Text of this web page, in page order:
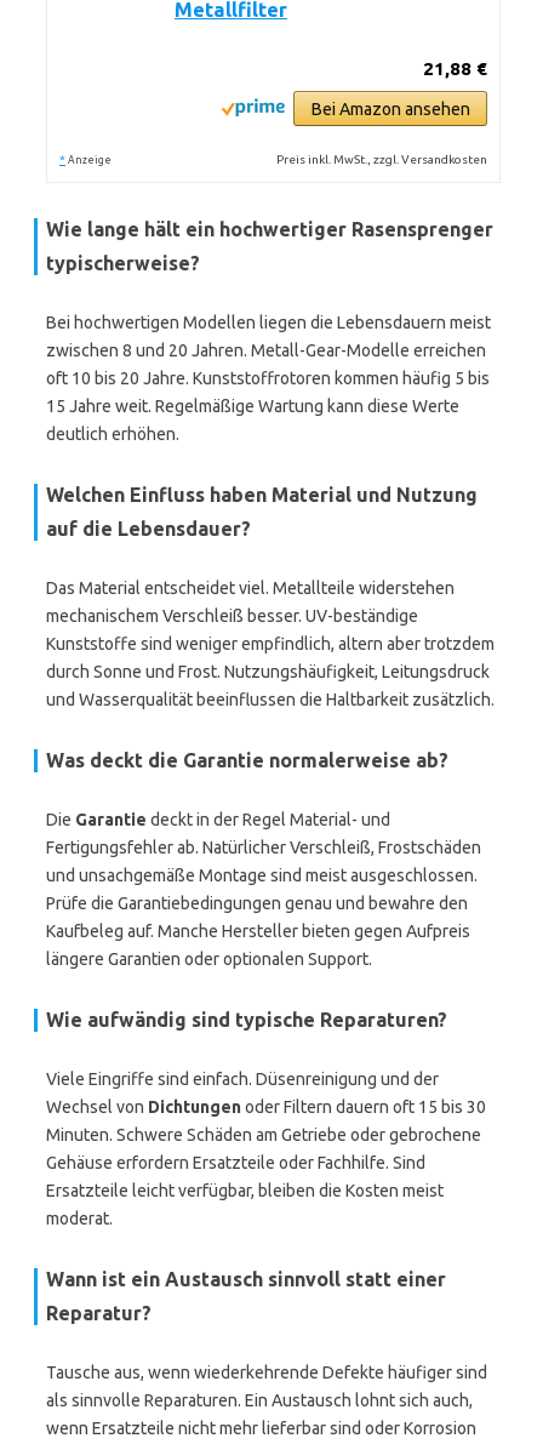
Metallfilter
21,88 €
Bei Amazon ansehen
* Anzeige Preis inkl. MwSt., zzgl. Versandkosten
Wie lange hält ein hochwertiger Rasensprenger
typischerweise?
Bei hochwertigen Modellen liegen die Lebensdauern meist
zwischen 8 und 20 Jahren. Metall-Gear-Modelle erreichen
oft 10 bis 20 Jahre. Kunststoffrotoren kommen häufig 5 bis
15 Jahre weit. Regelmäßige Wartung kann diese Werte
deutlich erhöhen.
Welchen Einfluss haben Material und Nutzung
auf die Lebensdauer?
Das Material entscheidet viel. Metallteile widerstehen
mechanischem Verschleiß besser. UV-beständige
Kunststoffe sind weniger empfindlich, altern aber trotzdem
durch Sonne und Frost. Nutzungshäufigkeit, Leitungsdruck
und Wasserqualität beeinflussen die Haltbarkeit zusätzlich.
Was deckt die Garantie normalerweise ab?
Die Garantie deckt in der Regel Material- und
Fertigungsfehler ab. Natürlicher Verschleiß, Frostschäden
und unsachgemäße Montage sind meist ausgeschlossen.
Prüfe die Garantiebedingungen genau und bewahre den
Kaufbeleg auf. Manche Hersteller bieten gegen Aufpreis
längere Garantien oder optionalen Support.
Wie aufwändig sind typische Reparaturen?
Viele Eingriffe sind einfach. Düsenreinigung und der
Wechsel von Dichtungenoder Filtern dauern oft 15 bis 30
Minuten. Schwere Schäden am Getriebe oder gebrochene
Gehäuse erfordern Ersatzteile oder Fachhilfe. Sind
Ersatzteile leicht verfügbar, bleiben die Kosten meist
moderat.
Wann ist ein Austausch sinnvoll statt einer
Reparatur?
Tausche aus, wenn wiederkehrende Defekte häufiger sind
als sinnvolle Reparaturen. Ein Austausch lohnt sich auch,
wenn Ersatzteile nicht mehr lieferbar sind oder Korrosion